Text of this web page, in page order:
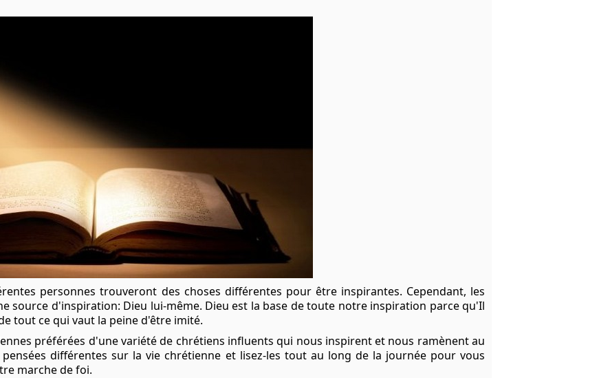
personnes trouveront des choses différentes pour être inspirantes. Cependant, les
source d'inspiration: Dieu lui-même. Dieu est la base de toute notre inspiration parce qu'Il
tout ce qui vaut la peine d'être imité.
préférées d'une variété de chrétiens influents qui nous inspirent et nous ramènent au
différentes sur la vie chrétienne et lisez-les tout au long de la journée pour vous
marche de foi.